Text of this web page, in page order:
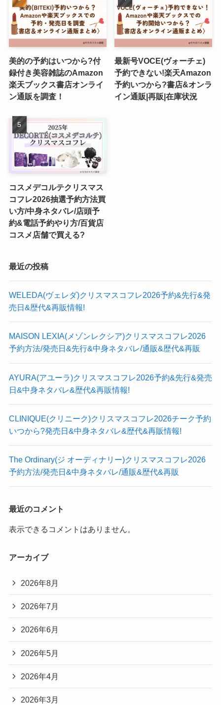
美的の予約はいつから?付
録付き美容雑誌のAmazon
楽天ブックス書店オンライ
ン通販を調査！
最新号VOCE(ヴォーチェ)
予約できない!楽天Amazon
予約いつから?書店&オンラ
イン通販|再販|在庫状況
コスメデコルテクリスマス
コフレ2026抽選予約方法買
い方/中身ネタバレ/店頭予
約&電話予約やり方/百貨店
コスメ店舗で買える?
最近の投稿
WELEDA(ヴェレダ)クリスマスコフレ2026予約&先行&発
売日&歴代&再販情報!
MAISON LEXIA(メゾンレクシア)クリスマスコフレ2026
予約方法/発売日&先行&中身ネタバレ/通販&歴代&再販
AYURA(アユーラ)クリスマスコフレ2026予約&先行&発売
日&中身ネタバレ&歴代&再販情報!
CLINIQUE(クリニーク)クリスマスコフレ2026チーク予約
いつから?発売日&中身ネタバレ&歴代&再販情報!
The Ordinary(ジ オーディナリー)クリスマスコフレ2026
予約方法/発売日&中身ネタバレ/通販&歴代&再販
最近のコメント
表示できるコメントはありません。
アーカイブ
2026年8月
2026年7月
2026年6月
2026年5月
2026年4月
2026年3月